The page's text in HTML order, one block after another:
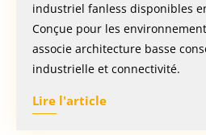
industriel fanless disponibles
Conçue pour les
associe architecture basse
industrielle et connectivité.
Lire l'article